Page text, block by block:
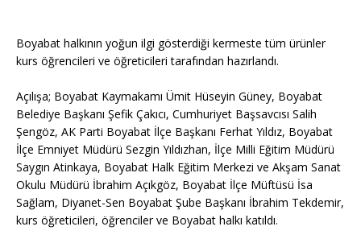
Boyabat halkının yoğun ilgi gösterdiği kermeste tüm ürünler
kurs öğrencileri ve öğreticileri tarafından hazırlandı.
Açılışa; Boyabat Kaymakamı Ümit Hüseyin Güney, Boyabat
Belediye Başkanı Şefik Çakıcı, Cumhuriyet Başsavcısı Salih
Şengöz, AK Parti Boyabat İlçe Başkanı Ferhat Yıldız, Boyabat
İlçe Emniyet Müdürü Sezgin Yıldızhan, İlçe Milli Eğitim Müdürü
Saygın Atinkaya, Boyabat Halk Eğitim Merkezi ve Akşam Sanat
Okulu Müdürü İbrahim Açıkgöz, Boyabat İlçe Müftüsü İsa
Sağlam, Diyanet-Sen Boyabat Şube Başkanı İbrahim Tekdemir,
kurs öğreticileri, öğrenciler ve Boyabat halkı katıldı.